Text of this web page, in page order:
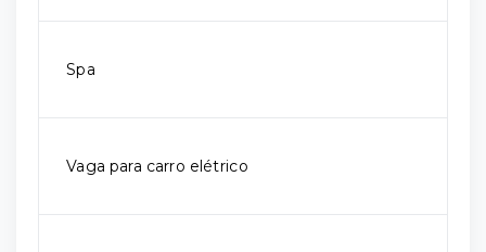
Spa
Vaga para carro elétrico